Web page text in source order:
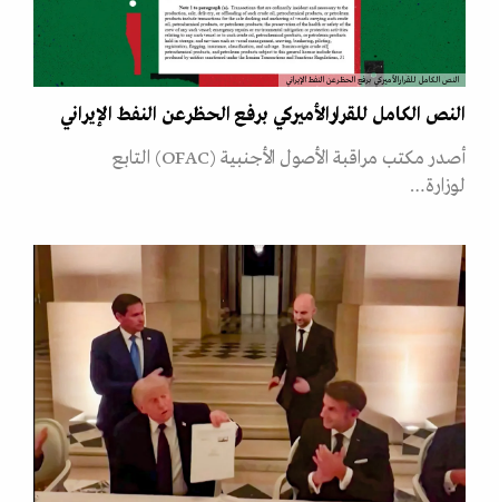
النص الكامل للقرارالأميركي برفع الحظرعن النفط الإيراني
النص الكامل للقرارالأميركي برفع الحظرعن النفط الإيراني
أصدر مكتب مراقبة الأصول الأجنبية (OFAC) التابع
لوزارة…